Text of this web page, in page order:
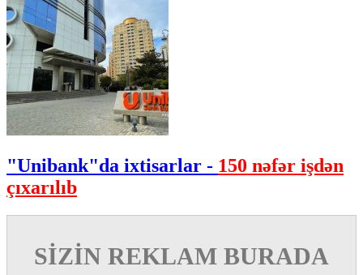
"Unibank"da ixtisarlar - 150 nəfər işdən
çıxarılıb
SİZİN REKLAM BURADA